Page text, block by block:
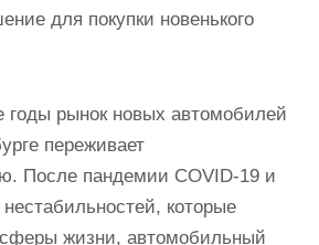
для покупки новенького
годы рынок новых автомобилей
переживает
После пандемии COVID-19 и
которые
жизни, автомобильный